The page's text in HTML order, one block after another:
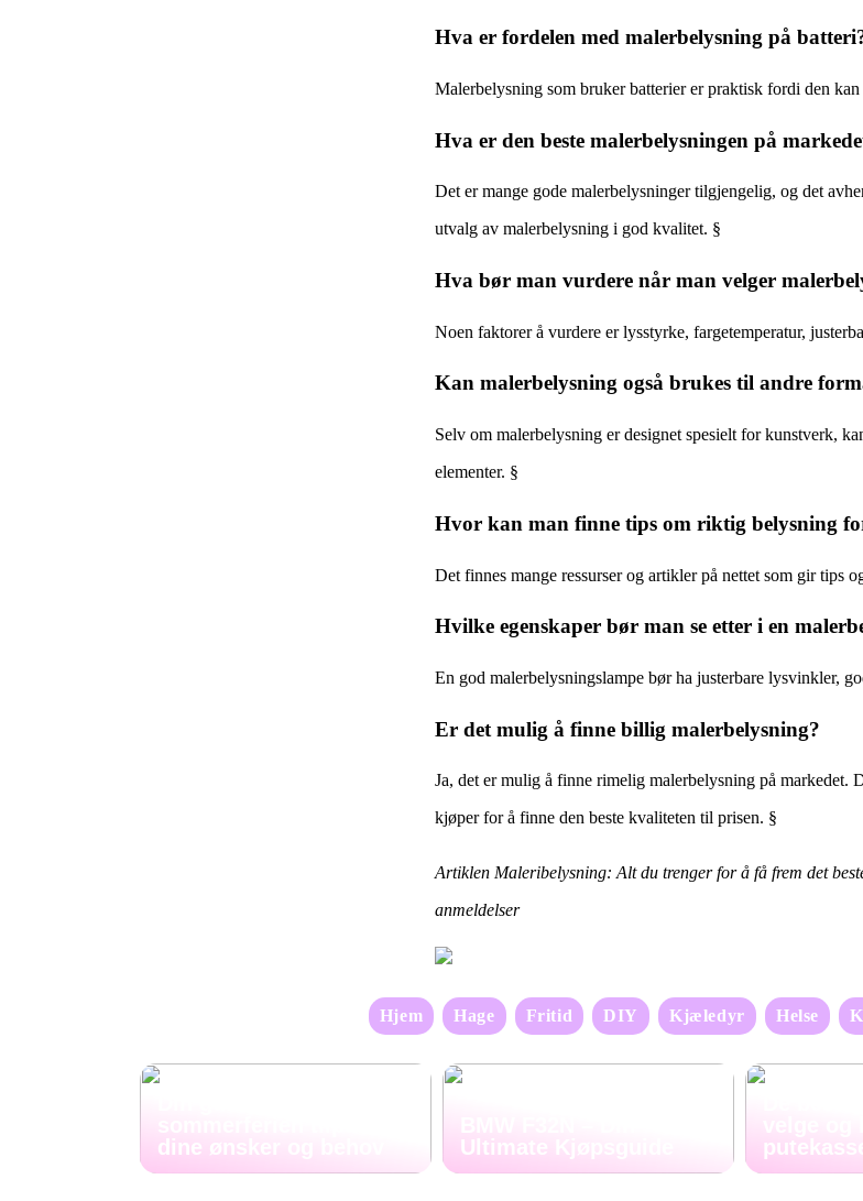
Hva er fordelen med malerbelysning på
Malerbelysning som bruker batterier er praktisk fordi den
Hva er den beste malerbelysningen på
Det er mange gode malerbelysninger tilgjengelig, og det
utvalg av malerbelysning i god kvalitet. §
Hva bør man vurdere når man velger
Noen faktorer å vurdere er lysstyrke, fargetemperatur,
Kan malerbelysning også brukes til andre
Selv om malerbelysning er designet spesielt for kunstverk,
elementer. §
Hvor kan man finne tips om riktig belysning
Det finnes mange ressurser og artikler på nettet som gir tips
Hvilke egenskaper bør man se etter i en
En god malerbelysningslampe bør ha justerbare lysvinkler,
Er det mulig å finne billig malerbelysning?
Ja, det er mulig å finne rimelig malerbelysning på markedet.
kjøper for å finne den beste kvaliteten til prisen. §
Artiklen Maleribelysning: Alt du trenger for å få frem det
anmeldelser
Hjem Hage Fritid DIY Kjæledyr Helse
dine ønsker og behov
Ultimate Kjøpsguide